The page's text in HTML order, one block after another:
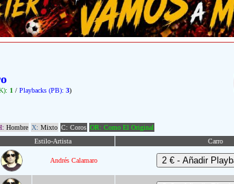
1 / Playbacks (PB): 3)
Hombre X: Mixto C: Coros OR: Como El Original
Estilo-Artista Carro
Andrés Calamaro